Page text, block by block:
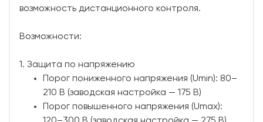
возможность дистанционного контроля.
Возможности:
1. Защита по напряжению
Порог пониженного напряжения (Umin): 80–
210 В (заводская настройка — 175 В)
Порог повышенного напряжения (Umax):